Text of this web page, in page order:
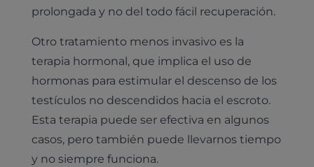
prolongada y no del todo fácil recuperación.
Otro tratamiento menos invasivo es la
terapia hormonal, que implica el uso de
hormonas para estimular el descenso de los
testículos no descendidos hacia el escroto.
Esta terapia puede ser efectiva en algunos
casos, pero también puede llevarnos tiempo
y no siempre funciona.